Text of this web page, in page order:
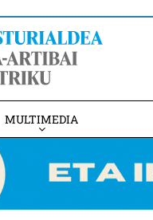
MULTIMEDIA